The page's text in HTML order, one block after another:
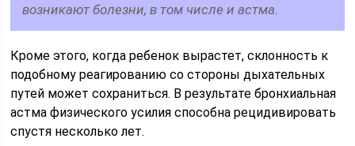
возникают болезни, в том числе и астма.
Кроме этого, когда ребенок вырастет, склонность к
подобному реагированию со стороны дыхательных
путей может сохраниться. В результате бронхиальная
астма физического усилия способна рецидивировать
спустя несколько лет.